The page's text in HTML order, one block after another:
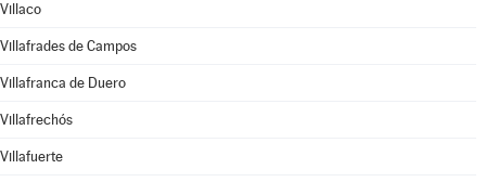
Villaco
Villafrades de Campos
Villafranca de Duero
Villafrechós
Villafuerte